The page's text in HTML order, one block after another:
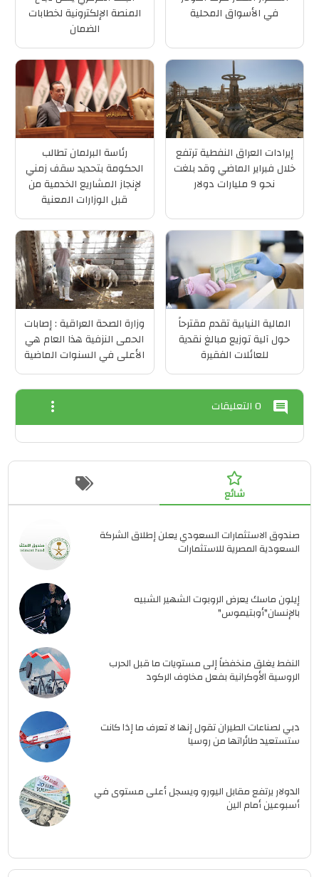
في الأسواق المحلية
المنصة الإلكترونية لخطابات
الضمان
إيرادات العراق النفطية ترتفع
خلال فبراير الماضي وقد بلغت
نحو 9 مليارات دولار
رئاسة البرلمان تطالب
الحكومة بتحديد سقف زمني
لإنجاز المشاريع الخدمية من
قبل الوزارات المعنية
المالية النيابية تقدم مقترحاً
حول آلية توزيع مبالغ نقدية
للعائلات الفقيرة
وزارة الصحة العراقية : إصابات
الحمى النزفية هذا العام هي
الأعلى في السنوات الماضية
comment 0 التعليقات more_vert
شائع
صندوق الاستثمارات السعودي يعلن إطلاق الشركة
السعودية المصرية للاستثمارات
إيلون ماسك يعرض الروبوت الشهير الشبيه
بالإنسان"أوبتيموس"
النفط يغلق منخفضاً إلى مستويات ما قبل الحرب
الروسية الأوكرانية بفعل مخاوف الركود
دبي لصناعات الطيران تقول إنها لا تعرف ما إذا كانت
ستستعيد طائراتها من روسيا
الدولار يرتفع مقابل اليورو ويسجل أعلى مستوى في
أسبوعين أمام الين